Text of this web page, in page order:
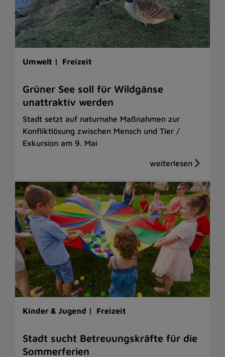
Umwelt | Freizeit
Grüner See soll für Wildgänse
unattraktiv werden
Stadt setzt auf naturnahe Maßnahmen zur
Konfliktlösung zwischen Mensch und Tier /
Exkursion am 9. Mai
Kinder & Jugend | Freizeit
Stadt sucht Betreuungskräfte für die
Sommerferien